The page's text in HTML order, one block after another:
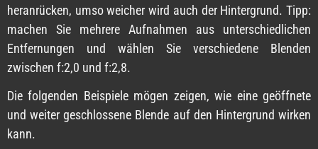
heranrücken, umso weicher wird auch der Hintergrund. Tipp:
machen Sie mehrere Aufnahmen aus unterschiedlichen
Entfernungen und wählen Sie verschiedene Blenden
zwischen f:2,0 und f:2,8.
Die folgenden Beispiele mögen zeigen, wie eine geöffnete
und weiter geschlossene Blende auf den Hintergrund wirken
kann.